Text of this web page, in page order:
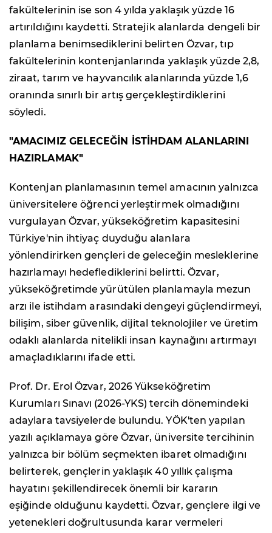
fakültelerinin ise son 4 yılda yaklaşık yüzde 16
artırıldığını kaydetti. Stratejik alanlarda dengeli bir
planlama benimsediklerini belirten Özvar, tıp
fakültelerinin kontenjanlarında yaklaşık yüzde 2,8,
ziraat, tarım ve hayvancılık alanlarında yüzde 1,6
oranında sınırlı bir artış gerçekleştirdiklerini
söyledi.
"AMACIMIZ GELECEĞİN İSTİHDAM ALANLARINI
HAZIRLAMAK"
Kontenjan planlamasının temel amacının yalnızca
üniversitelere öğrenci yerleştirmek olmadığını
vurgulayan Özvar, yükseköğretim kapasitesini
Türkiye'nin ihtiyaç duyduğu alanlara
yönlendirirken gençleri de geleceğin mesleklerine
hazırlamayı hedeflediklerini belirtti. Özvar,
yükseköğretimde yürütülen planlamayla mezun
arzı ile istihdam arasındaki dengeyi güçlendirmeyi,
bilişim, siber güvenlik, dijital teknolojiler ve üretim
odaklı alanlarda nitelikli insan kaynağını artırmayı
amaçladıklarını ifade etti.
Prof. Dr. Erol Özvar, 2026 Yükseköğretim
Kurumları Sınavı (2026-YKS) tercih dönemindeki
adaylara tavsiyelerde bulundu. YÖK'ten yapılan
yazılı açıklamaya göre Özvar, üniversite tercihinin
yalnızca bir bölüm seçmekten ibaret olmadığını
belirterek, gençlerin yaklaşık 40 yıllık çalışma
hayatını şekillendirecek önemli bir kararın
eşiğinde olduğunu kaydetti. Özvar, gençlere ilgi ve
yetenekleri doğrultusunda karar vermeleri